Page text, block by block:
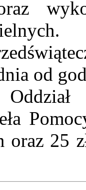
od
oraz 25